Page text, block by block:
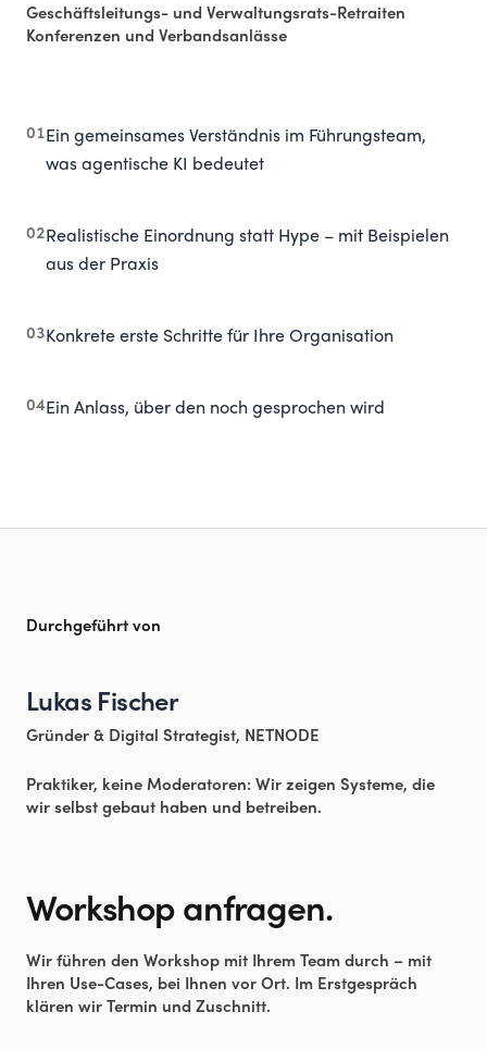
Geschäftsleitungs- und Verwaltungsrats-Retraiten
Konferenzen und Verbandsanlässe
01 Ein gemeinsames Verständnis im Führungsteam,
was agentische KI bedeutet
02 Realistische Einordnung statt Hype – mit Beispielen
aus der Praxis
03 Konkrete erste Schritte für Ihre Organisation
04 Ein Anlass, über den noch gesprochen wird
Durchgeführt von
Lukas Fischer
Gründer & Digital Strategist, NETNODE
Praktiker, keine Moderatoren: Wir zeigen Systeme, die
wir selbst gebaut haben und betreiben.
Workshop anfragen.
Wir führen den Workshop mit Ihrem Team durch – mit
Ihren Use-Cases, bei Ihnen vor Ort. Im Erstgespräch
klären wir Termin und Zuschnitt.